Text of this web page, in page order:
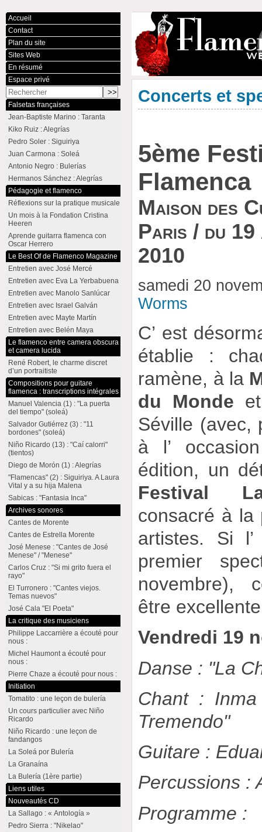
Concerts et
5ème
Flamenca
Maison des
Paris / du 19
2010
samedi 20
Worms
C’ est
établie :
ramène, à la
du Monde
Séville (avec,
à l’
édition, un
Festival
consacré à la
artistes. Si
premier
novembre),
être excellente
Vendredi 19
Danse : "La
Chant :
Tremendo"
Guitare :
Percussions :
Programme :
Accueil
Contact
Plan du site
Sites Web
En résumé
Espace privé
Falsetas françaises
Jean-Baptiste Marino : Taranta
Kiko Ruiz : Alegrías
Pedro Soler : Siguiriya
Juan Carmona : Soleá
Antonio Negro : Bulerías
Hermanos Sánchez : Alegrías
Pédagogie et flamenco
Réflexions sur la pratique musicale
Un mois à la Fondation Cristina
Heeren
Aprende guitarra flamenca con
Oscar Herrero
Le Best Of de Flamenco Magazine
Entretien avec José Mercé
Entretien avec Eva La Yerbabuena
Entretien avec Manolo Sanlúcar
Entretien avec Israel Galván
Entretien avec Mayte Martín
Entretien avec Belén Maya
Le flamenco entre camera obscura
et camera lucida
René Robert, le charme discret
d’un portraitiste
Compositions pour guitare
flamenca : transcriptions intégrales
Manuel Valencia (1) : "La puerta
del tiempo" (soleá)
Salvador Gutiérrez (3) : "11
bordones" (soleá)
Niño Ricardo (13) : "Caí calorri"
(tientos)
Diego de Morón (1) : Alegrías
"Flamencas" (2) : Siguiriya. A Laura
Vital y a su hija Malena
Sabicas : "Fantasia Inca"
Archives sonores
Cantes de Morente
Cantes de Estrella Morente
José Menese : "Cantes de José
Menese" / "Menese"
Carlos Cruz : "Si mi grito fuera el
rayo"
El Turronero : "Cantes viejos.
Temas nuevos"
José Cala "El Poeta"
La critique des musiciens
Philippe Laccarrière a écouté pour
nous :
Michel Haumont a écouté pour
nous :
Pierre Chaze a écouté pour nous :
Initiation
Tomatito : une leçon de bulería
Un cours particulier avec Niño
Ricardo
Niño Ricardo : une leçon de
fandangos
La Soleá por Bulería
La Granaína
La Bulería (1ère partie)
Liens utiles
Nouveautés CD
La Sallago : « Antología »
Pedro Sierra : "Nikelao"